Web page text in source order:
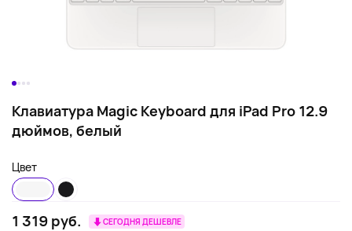
Клавиатура Magic Keyboard для iPad Pro 12.9
дюймов, белый
Цвет
1 319 руб. СЕГОДНЯ ДЕШЕВЛЕ